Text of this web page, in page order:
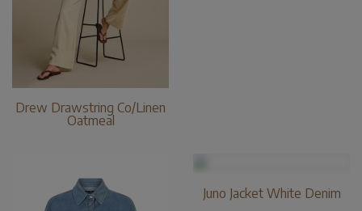
Drew Drawstring Co/Linen
Oatmeal
Juno Jacket White Denim